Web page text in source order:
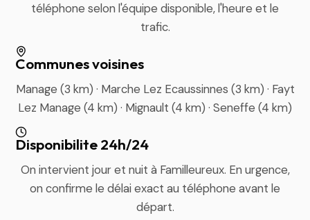
téléphone selon l'équipe disponible, l'heure et le
trafic.
Communes voisines
Manage (3 km) · Marche Lez Ecaussinnes (3 km) · Fayt
Lez Manage (4 km) · Mignault (4 km) · Seneffe (4 km)
Disponibilite 24h/24
On intervient jour et nuit à Familleureux. En urgence,
on confirme le délai exact au téléphone avant le
départ.